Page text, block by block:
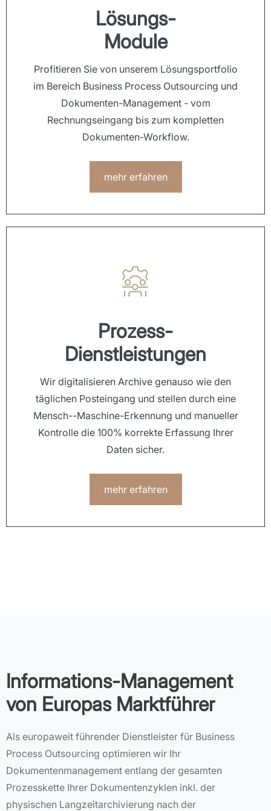
Lösungs-
Module
Profitieren Sie von unserem Lösungsportfolio
im Bereich Business Process Outsourcing und
Dokumenten-Management - vom
Rechnungseingang bis zum kompletten
Dokumenten-Workflow.
mehr erfahren
Prozess-
Dienstleistungen
Wir digitalisieren Archive genauso wie den
täglichen Posteingang und stellen durch eine
Mensch--Maschine-Erkennung und manueller
Kontrolle die 100% korrekte Erfassung Ihrer
Daten sicher.
mehr erfahren
Informations-Management
von Europas Marktführer
Als europaweit führender Dienstleister für Business
Process Outsourcing optimieren wir Ihr
Dokumentenmanagement entlang der gesamten
Prozesskette Ihrer Dokumentenzyklen inkl. der
physischen Langzeitarchivierung nach der